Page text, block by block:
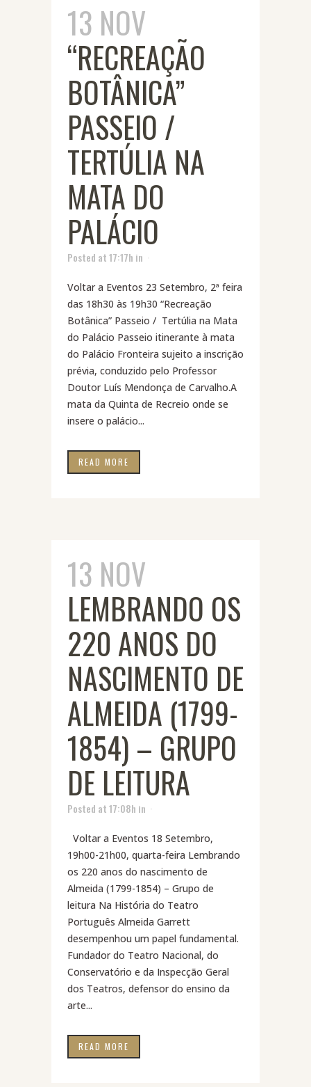
13 NOV
“RECREAÇÃO
BOTÂNICA”
PASSEIO /
TERTÚLIA NA
MATA DO
PALÁCIO
Posted at 17:17h in
Voltar a Eventos 23 Setembro, 2ª feira
das 18h30 às 19h30 “Recreação
Botânica” Passeio / Tertúlia na Mata
do Palácio Passeio itinerante à mata
do Palácio Fronteira sujeito a inscrição
prévia, conduzido pelo Professor
Doutor Luís Mendonça de Carvalho.A
mata da Quinta de Recreio onde se
insere o palácio...
READ MORE
13 NOV
LEMBRANDO OS
220 ANOS DO
NASCIMENTO DE
ALMEIDA (1799-
1854) – GRUPO
DE LEITURA
Posted at 17:08h in
Voltar a Eventos 18 Setembro,
19h00-21h00, quarta-feira Lembrando
os 220 anos do nascimento de
Almeida (1799-1854) – Grupo de
leitura Na História do Teatro
Português Almeida Garrett
desempenhou um papel fundamental.
Fundador do Teatro Nacional, do
Conservatório e da Inspecção Geral
dos Teatros, defensor do ensino da
arte...
READ MORE